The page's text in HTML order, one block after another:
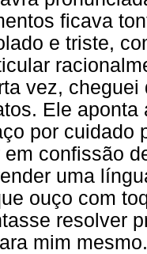
ficava
e triste,
vez,
Ele
por cuidado
confissão
uma
ouço com
resolver
mim mesmo.